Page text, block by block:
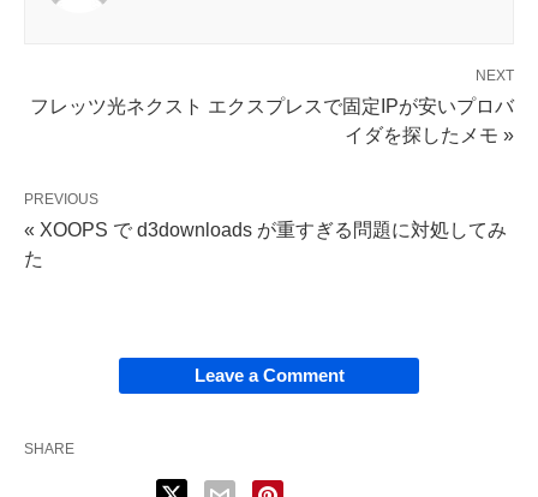
NEXT
フレッツ光ネクスト エクスプレスで固定IPが安いプロバ
イダを探したメモ »
PREVIOUS
« XOOPS で d3downloads が重すぎる問題に対処してみ
た
Leave a Comment
SHARE